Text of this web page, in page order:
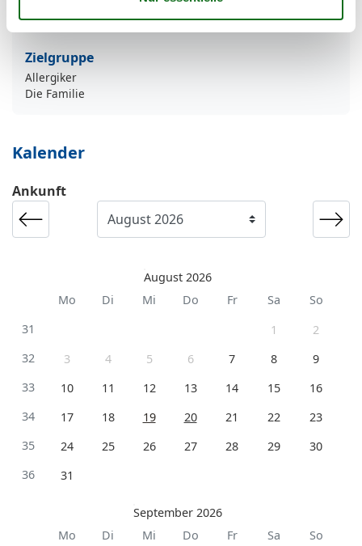
Schlafsofa
Zielgruppe
Allergiker
Die Familie
Kalender
Ankunft
August 2026
Mo
Di Mi Do Fr Sa
So
31
1
2
32
3 4 5 6 7 8
9
33
10 11 12 13 14 15
16
34
17 18 19 20 21 22
23
35
24 25 26 27 28 29
30
36
31
September 2026
Mo
Di Mi Do Fr Sa
So